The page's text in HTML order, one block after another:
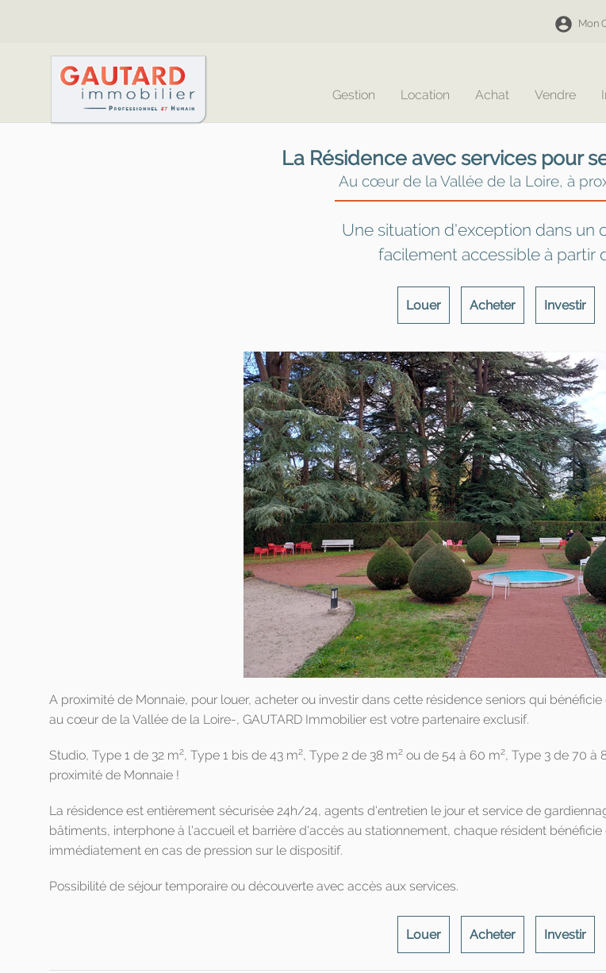
Mon
Gestion Location Achat Vendre
La Résidence avec services pour
Au cœur de la Vallée de la Loire, à
Une situation d'exception dans un
facilement accessible à partir
Louer Acheter Investir
A proximité de Monnaie, pour louer, acheter ou investir dans cette résidence seniors qui
au cœur de la Vallée de la Loire-, GAUTARD Immobilier est votre partenaire exclusif.
Studio, Type 1 de 32 m2, Type 1 bis de 43 m2, Type 2 de 38 m2 ou de 54 à 60 m2, Type 3 de 70 à
proximité de Monnaie !
La résidence est entièrement sécurisée 24h/24, agents d'entretien le jour et service de
bâtiments, interphone à l'accueil et barrière d'accès au stationnement, chaque résident
immédiatement en cas de pression sur le dispositif.
Possibilité de séjour temporaire ou découverte avec accès aux services.
Louer Acheter Investir